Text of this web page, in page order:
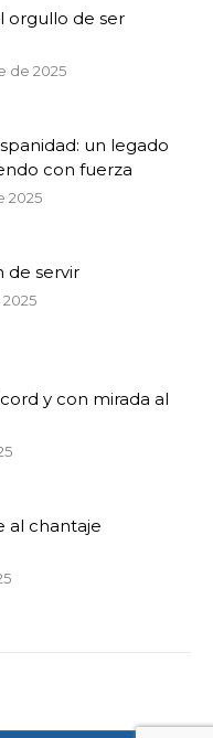
orgullo de ser
de 2025
un legado
con fuerza
2025
de servir
y con mirada al
al chantaje